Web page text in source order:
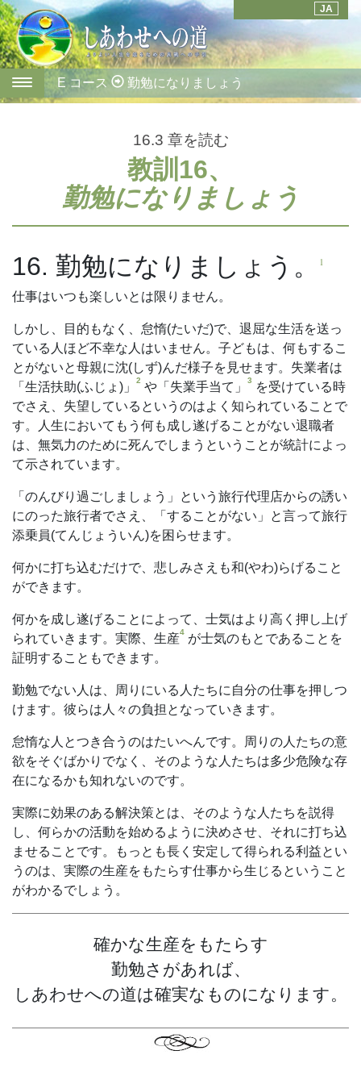
JA
E コース 勤勉になりましょう
16.3 章を読む
教訓16、
勤勉になりましょう
16. 勤勉になりましょう。 1
仕事はいつも楽しいとは限りません。
しかし、目的もなく、怠惰(たいだ)で、退屈な生活を送っ
ている人ほど不幸な人はいません。子どもは、何もするこ
とがないと母親に沈(しず)んだ様子を見せます。失業者は
「生活扶助(ふじょ)」
2 や「失業手当て」 3
を受けている時
でさえ、失望しているというのはよく知られていることで
す。人生においてもう何も成し遂げることがない退職者
は、無気力のために死んでしまうということが統計によっ
て示されています。
「のんびり過ごしましょう」という旅行代理店からの誘い
にのった旅行者でさえ、「することがない」と言って旅行
添乗員(てんじょういん)を困らせます。
何かに打ち込むだけで、悲しみさえも和(やわ)らげること
ができます。
何かを成し遂げることによって、士気はより高く押し上げ
られていきます。実際、生産4 が士気のもとであることを
証明することもできます。
勤勉でない人は、周りにいる人たちに自分の仕事を押しつ
けます。彼らは人々の負担となっていきます。
怠惰な人とつき合うのはたいへんです。周りの人たちの意
欲をそぐばかりでなく、そのような人たちは多少危険な存
在になるかも知れないのです。
実際に効果のある解決策とは、そのような人たちを説得
し、何らかの活動を始めるように決めさせ、それに打ち込
ませることです。もっとも長く安定して得られる利益とい
うのは、実際の生産をもたらす仕事から生じるということ
がわかるでしょう。
確かな生産をもたらす
勤勉さがあれば、
しあわせへの道は確実なものになります。